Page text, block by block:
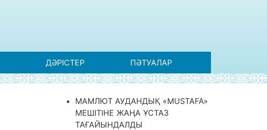
ДӘРІСТЕР ПӘТУАЛАР
МАМЛЮТ АУДАНДЫҚ «MUSTAFA»
МЕШІТІНЕ ЖАҢА ҰСТАЗ
ТАҒАЙЫНДАЛДЫ